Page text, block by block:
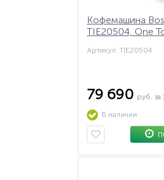
Кофемашина
TIE20504, One
температур,
Артикул: TIE20504
79 690 руб. за
В наличии